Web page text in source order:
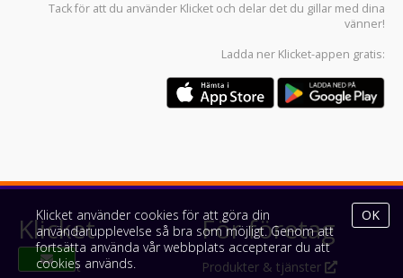
Tack för att du använder Klicket och delar det du gillar med dina
vänner!
Ladda ner Klicket-appen gratis:
Klicket
Om Klicket
För företag
Produkter & tjänster
Klicket använder cookies för att göra din
användarupplevelse så bra som möjligt. Genom att
fortsätta använda vår webbplats accepterar du att
cookies används.
OK